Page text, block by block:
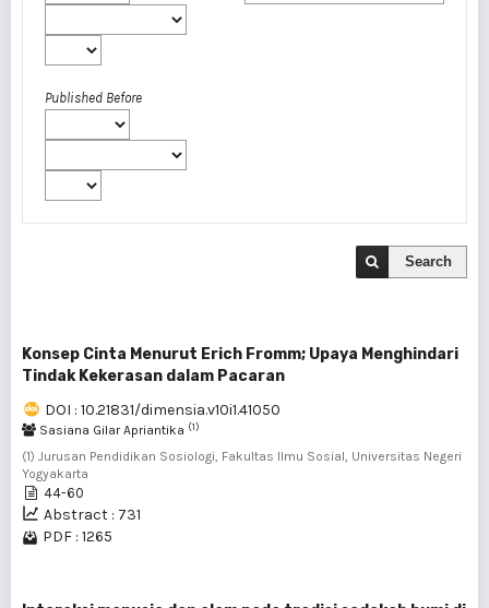
Published Before
Search
Konsep Cinta Menurut Erich Fromm; Upaya Menghindari
Tindak Kekerasan dalam Pacaran
DOI : 10.21831/dimensia.v10i1.41050
Sasiana Gilar Apriantika (1)
(1) Jurusan Pendidikan Sosiologi, Fakultas Ilmu Sosial, Universitas Negeri
Yogyakarta
44-60
Abstract : 731
PDF : 1265